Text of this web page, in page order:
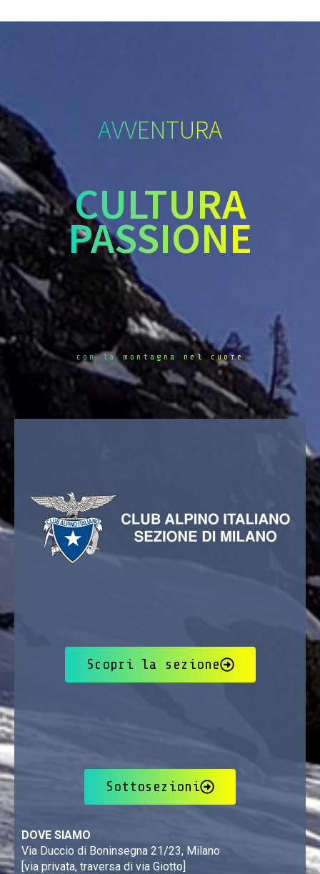
AVVENTURA
CULTURA
PASSIONE
con la montagna nel cuore
Scopri la sezione
Sottosezioni
DOVE SIAMO
Via Duccio di Boninsegna 21/23, Milano
[via privata, traversa di via Giotto]